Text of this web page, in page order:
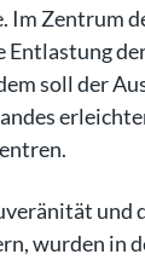
Im Zentrum
Entlastung
soll der
und
wurden in